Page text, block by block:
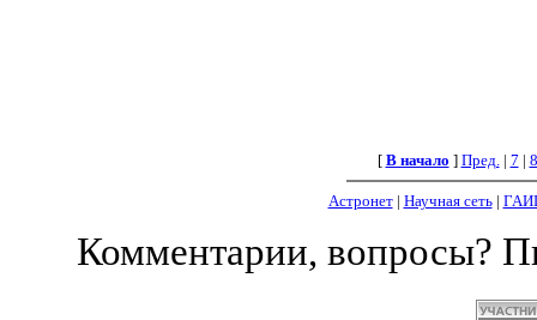
[ В начало ] Пред. | 7 | 8
Астронет| Научная сеть|
Комментарии, вопросы?